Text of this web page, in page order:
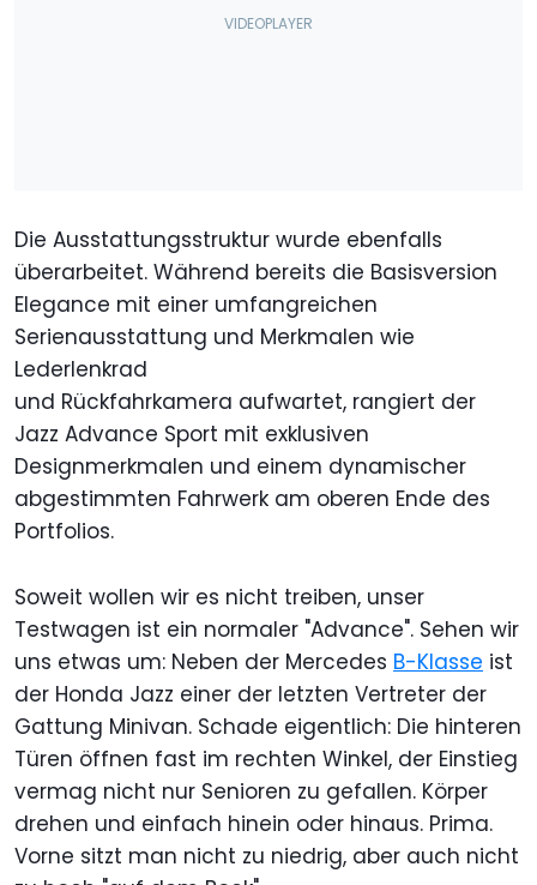
Die Ausstattungsstruktur wurde ebenfalls
überarbeitet. Während bereits die Basisversion
Elegance mit einer umfangreichen
Serienausstattung und Merkmalen wie
Lederlenkrad
und Rückfahrkamera aufwartet, rangiert der
Jazz Advance Sport mit exklusiven
Designmerkmalen und einem dynamischer
abgestimmten Fahrwerk am oberen Ende des
Portfolios.
Soweit wollen wir es nicht treiben, unser
Testwagen ist ein normaler "Advance". Sehen wir
uns etwas um: Neben der Mercedes B-Klasse ist
der Honda Jazz einer der letzten Vertreter der
Gattung Minivan. Schade eigentlich: Die hinteren
Türen öffnen fast im rechten Winkel, der Einstieg
vermag nicht nur Senioren zu gefallen. Körper
drehen und einfach hinein oder hinaus. Prima.
Vorne sitzt man nicht zu niedrig, aber auch nicht